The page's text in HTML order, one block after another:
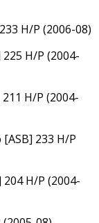
H/P (2006-08)
H/P (2004-
H/P (2004-
233 H/P
H/P (2004-